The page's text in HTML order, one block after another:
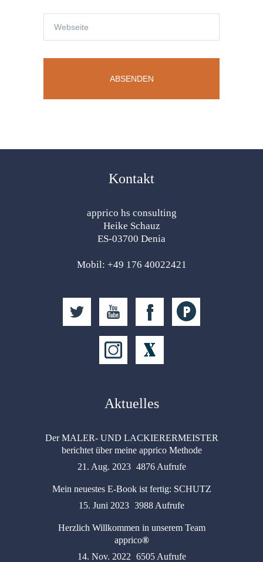
Kontakt
apprico hs consulting
Heike Schauz
ES-03700 Denia
Mobil: +49 176 40022421
Aktuelles
Der MALER- UND LACKIERERMEISTER
berichtet über meine apprico Methode
21. Aug. 2023 4876 Aufrufe
Mein neuestes E-Book ist fertig: SCHUTZ
15. Juni 2023 3988 Aufrufe
Herzlich Willkommen in unserem Team
apprico®
14. Nov. 2022 6505 Aufrufe